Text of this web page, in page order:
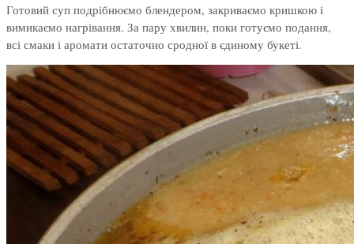
Готовий суп подрібнюємо блендером, закриваємо кришкою і
вимикаємо нагрівання. За пару хвилин, поки готуємо подання,
всі смаки і аромати остаточно сродної в єдиному букеті.